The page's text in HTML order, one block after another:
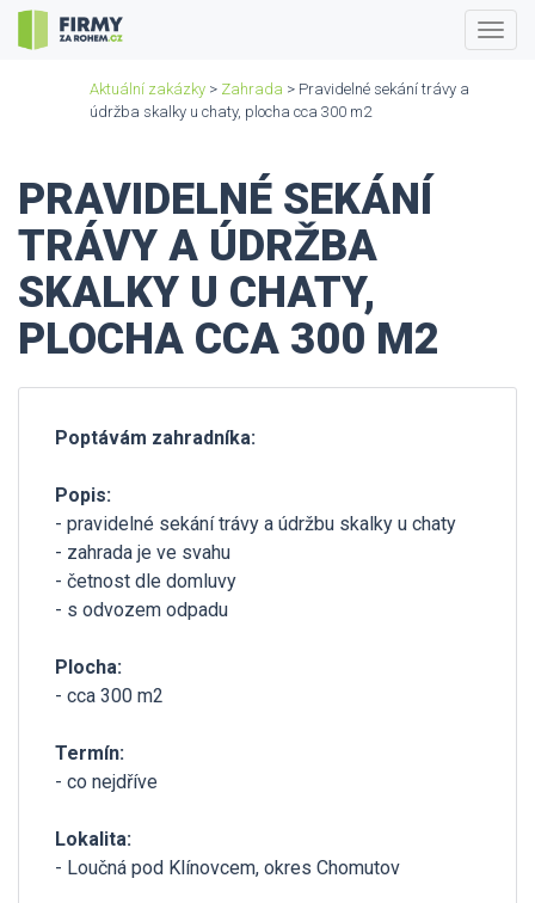
Aktuální zakázky > Zahrada > Pravidelné sekání trávy a
údržba skalky u chaty, plocha cca 300 m2
PRAVIDELNÉ SEKÁNÍ
TRÁVY A ÚDRŽBA
SKALKY U CHATY,
PLOCHA CCA 300 M2
Poptávám zahradníka:
Popis:
- pravidelné sekání trávy a údržbu skalky u chaty
- zahrada je ve svahu
- četnost dle domluvy
- s odvozem odpadu
Plocha:
- cca 300 m2
Termín:
- co nejdříve
Lokalita:
- Loučná pod Klínovcem, okres Chomutov